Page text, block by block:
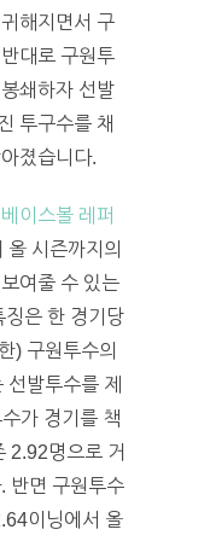
해지면서 구
대로 구원투
쇄하자 선발
투구수를 채
졌습니다.
이스볼 레퍼
시즌까지의
여줄 수 있는
징은 한 경기당
) 구원투수의
발투수를 제
가 경기를 책
2.92명으로 거
반면 구원투수
이닝에서 올